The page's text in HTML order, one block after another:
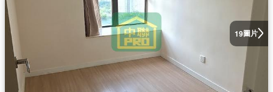
19圖片